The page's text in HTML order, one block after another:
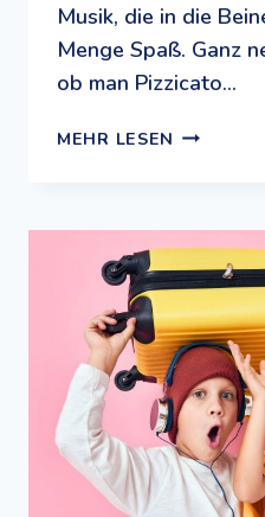
Musik, die in die
Menge Spaß. Ganz
ob man Pizzicato…
MEHR LESEN